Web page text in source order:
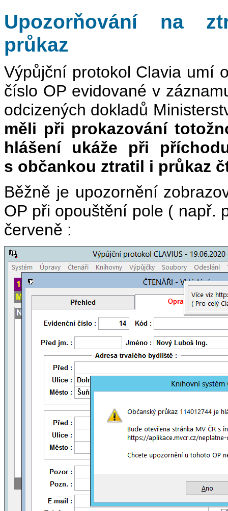
Upozorňování na
průkaz
Výpůjční protokol Clavia umí
číslo OP evidované v
odcizených dokladů
měli při prokazování
hlášení ukáže při
s občankou ztratil i průkaz
Běžně je upozornění
OP při opouštění pole ( např.
červeně :